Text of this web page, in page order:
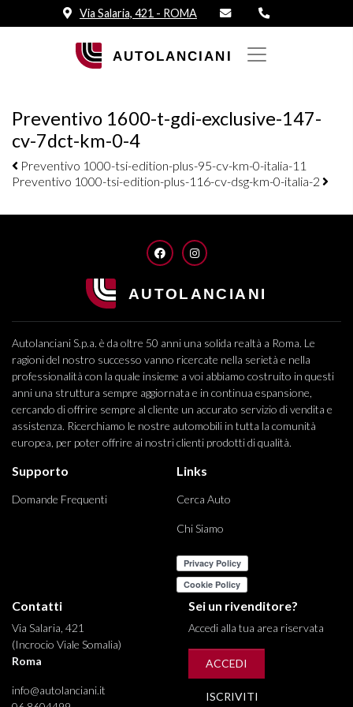
Via Salaria, 421 - ROMA
Preventivo 1600-t-gdi-exclusive-147-
cv-7dct-km-0-4
Navigazione elementi
Preventivo 1000-tsi-edition-plus-95-cv-km-0-italia-11
Preventivo 1000-tsi-edition-plus-116-cv-dsg-km-0-italia-2
FACEBOOKINSTAGRAM
Autolanciani S.p.a. è da oltre 50 anni una solida realtà a Roma. Le
ragioni del nostro successo vanno ricercate nella serietà e nella
professionalità con la quale insieme a voi abbiamo costruito in questi
anni una struttura sempre aggiornata e in continua espansione,
cercando di offrire sempre al cliente un accurato servizio di vendita e
assistenza. Ricerchiamo le nostre automobili in tutta la comunità
europea, per poter offrire ai nostri clienti prodotti di qualità.
Supporto
Domande Frequenti
Links
Cerca Auto
Chi Siamo
Contatti
Via Salaria, 421
(Incrocio Viale Somalia)
Roma
info@autolanciani.it
Sei un rivenditore?
Accedi alla tua area riservata
ACCEDI
ISCRIVITI